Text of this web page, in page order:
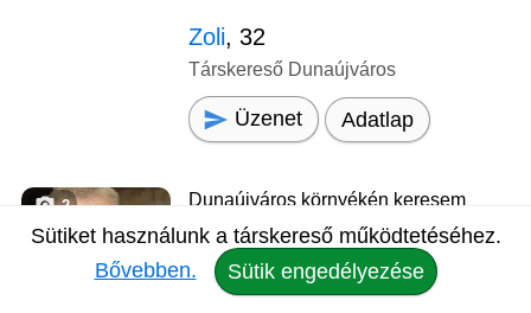
Zoli, 32
Társkereső Dunaújváros
Üzenet Adatlap
2
Dunaújváros környékén keresem
leendő társam. Ismerkedem,
hátha itt egymásra találunk.
Igyekszem reálisan és
Sütiket használunk a társkereső működtetéséhez.
Bővebben.
Sütik engedélyezése